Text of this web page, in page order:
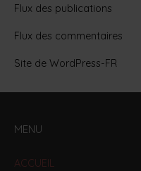
Flux des publications
Flux des commentaires
Site de WordPress-FR
MENU
ACCUEIL